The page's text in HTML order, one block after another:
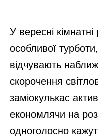
У вересні
особливої
відчувають
скорочення
заміокулькас
економлячи на
одноголосно